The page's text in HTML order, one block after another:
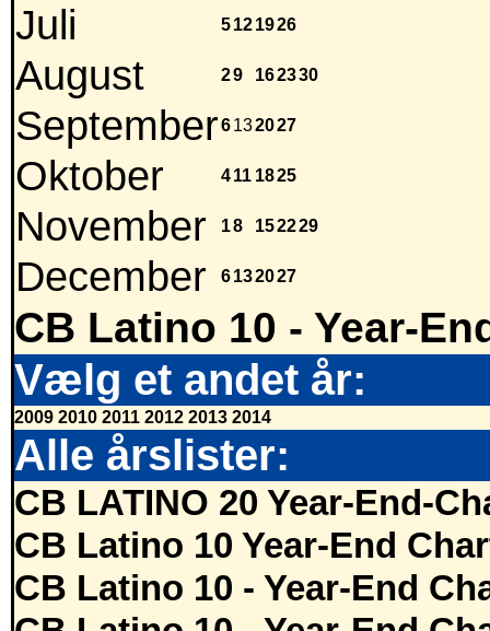
Juli 5121926
August 29 162330
September6132027
Oktober 411 1825
November 18 152229
December 6132027
CB Latino 10 - Year-
Vælg et andet år:
2009 2010 2011 2012 2013 2014
Alle årslister:
CB LATINO 20 Year-End-
CB Latino 10 Year-End
CB Latino 10 - Year-End